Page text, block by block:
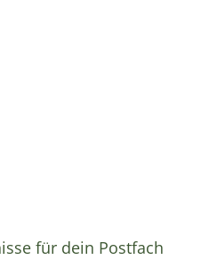
für dein Postfach